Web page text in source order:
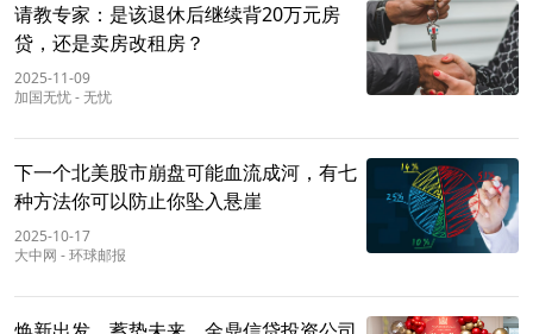
请教专家：是该退休后继续背20万元房
贷，还是卖房改租房？
2025-11-09
加国无忧-无忧
下一个北美股市崩盘可能血流成河，有七
种方法你可以防止你坠入悬崖
2025-10-17
大中网 -环球邮报